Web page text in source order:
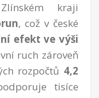
kraji
, což v české
efekt ve výši
ruch zároveň
rozpočtů 4,2
tisíce